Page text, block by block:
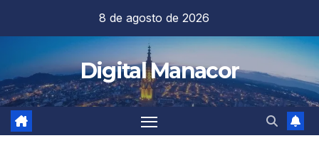
contenido
8 de agosto de 2026
Digital Manacor